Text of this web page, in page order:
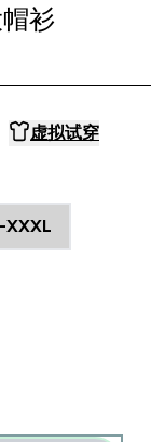
衫
虚拟试穿
XXXL